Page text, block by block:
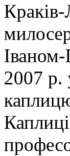
2007 р.